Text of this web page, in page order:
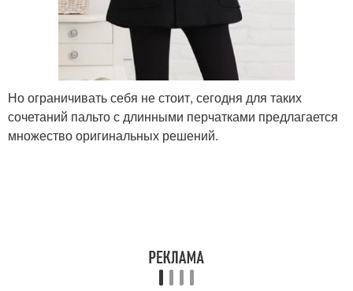
Но ограничивать себя не стоит, сегодня для таких
сочетаний пальто с длинными перчатками предлагается
множество оригинальных решений.